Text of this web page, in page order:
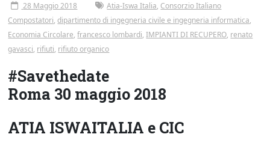
28 Maggio 2018 Atia-Iswa Italia, Consorzio Italiano
Compostatori,dipartimento di ingegneria civile e ingegneria informatica,
Economia Circolare,francesco lombardi,IMPIANTI DI RECUPERO, renato
gavasci, rifiuti, rifiuto organico
#Savethedate
Roma 30 maggio 2018
ATIA ISWAITALIA e CIC